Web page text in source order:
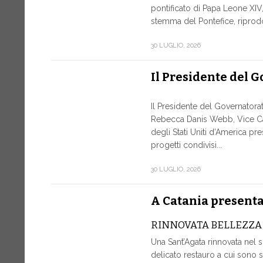
pontificato di Papa Leone
stemma del Pontefice,
30 LUGLIO, 2026
Il Presidente del
Il Presidente del
Rebecca Danis Webb, Vice
degli Stati Uniti d’America
progetti condivisi...
30 LUGLIO, 2026
A Catania
RINNOVATA
Una Sant’Agata rinnovata
delicato restauro a cui sono